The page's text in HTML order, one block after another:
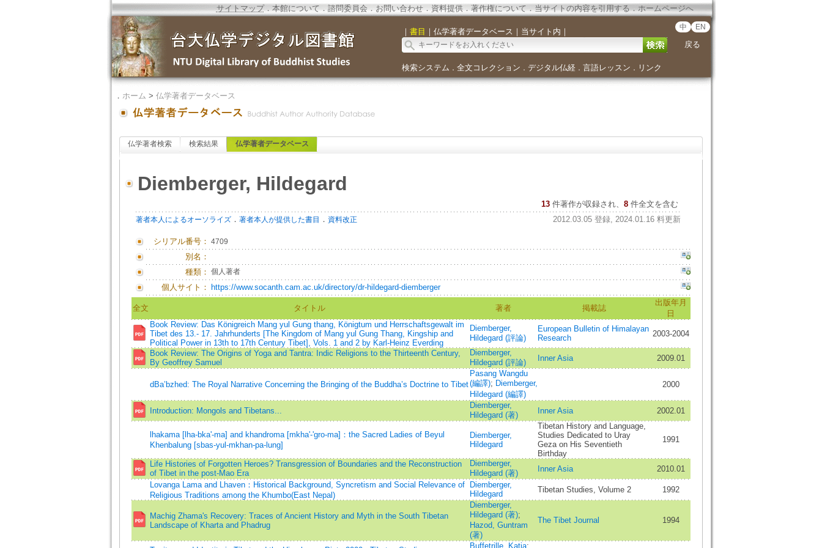
サイトマップ．本館について．諮問委員会． お問い合わせ． 資料提供．著作権について．当サイトの内容を引用する．ホームページへ
｜ 書目 ｜ 仏学著者データベース ｜ 当サイト内 ｜ 中 EN
戻る
検索システム ． 全文コレクション ． デジタル仏経． 言語レッスン ． リンク
． ホーム > 仏学著者データベース
仏学著者検索 検索結果 仏学著者データベース
Diemberger, Hildegard
13 件著作が収録され、 8件全文を含む
著者本人によるオーソライズ． 著者本人が提供した書目 ． 資料改正 2012.03.05 登録, 2024.01.16 料更新
シリアル番号： 4709
別名：
種類： 個人著者
個人サイト： https://www.socanth.cam.ac.uk/directory/dr-hildegard-diemberger
全文 タイトル 著者 掲載誌
出版年月
日
Book Review: Das Königreich Mang yul Gung thang, Königtum und Herrschaftsgewalt im
Tibet des 13.- 17. Jahrhunderts [The Kingdom of Mang yul Gung Thang, Kingship and
Political Power in 13th to 17th Century Tibet], Vols. 1 and 2 by Karl-Heinz Everding
Diemberger,
Hildegard (評論)
European Bulletin of Himalayan
Research
2003-2004
Book Review: The Origins of Yoga and Tantra: Indic Religions to the Thirteenth Century,
By Geoffrey Samuel
Diemberger,
Hildegard (評論)
Inner Asia 2009.01
dBa’bzhed: The Royal Narrative Concerning the Bringing of the Buddha’s Doctrine to Tibet
Pasang Wangdu
(編譯); Diemberger,
Hildegard (編譯)
2000
Introduction: Mongols and Tibetans...
Diemberger,
Hildegard (著)
Inner Asia 2002.01
lhakama [lha-bka'-ma] and khandroma [mkha'-'gro-ma]：the Sacred Ladies of Beyul
Khenbalung [sbas-yul-mkhan-pa-lung]
Diemberger,
Hildegard
Tibetan History and Language,
Studies Dedicated to Uray
Geza on His Seventieth
Birthday
1991
Life Histories of Forgotten Heroes? Transgression of Boundaries and the Reconstruction
of Tibet in the post-Mao Era
Diemberger,
Hildegard (著)
Inner Asia
2010.01
Lovanga Lama and Lhaven：Historical Background, Syncretism and Social Relevance of
Religious Traditions among the Khumbo(East Nepal)
Diemberger,
Hildegard
Tibetan Studies, Volume 2 1992
Machig Zhama's Recovery: Traces of Ancient History and Myth in the South Tibetan
Landscape of Kharta and Phadrug
Diemberger,
Hildegard (著);
Hazod, Guntram
(著)
The Tibet Journal 1994
Buffetrille, Katia;